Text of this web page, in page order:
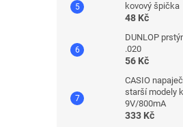
kovový špička
48 Kč
DUNLOP
.020
56 Kč
CASIO
starší modely
9V/800mA
333 Kč